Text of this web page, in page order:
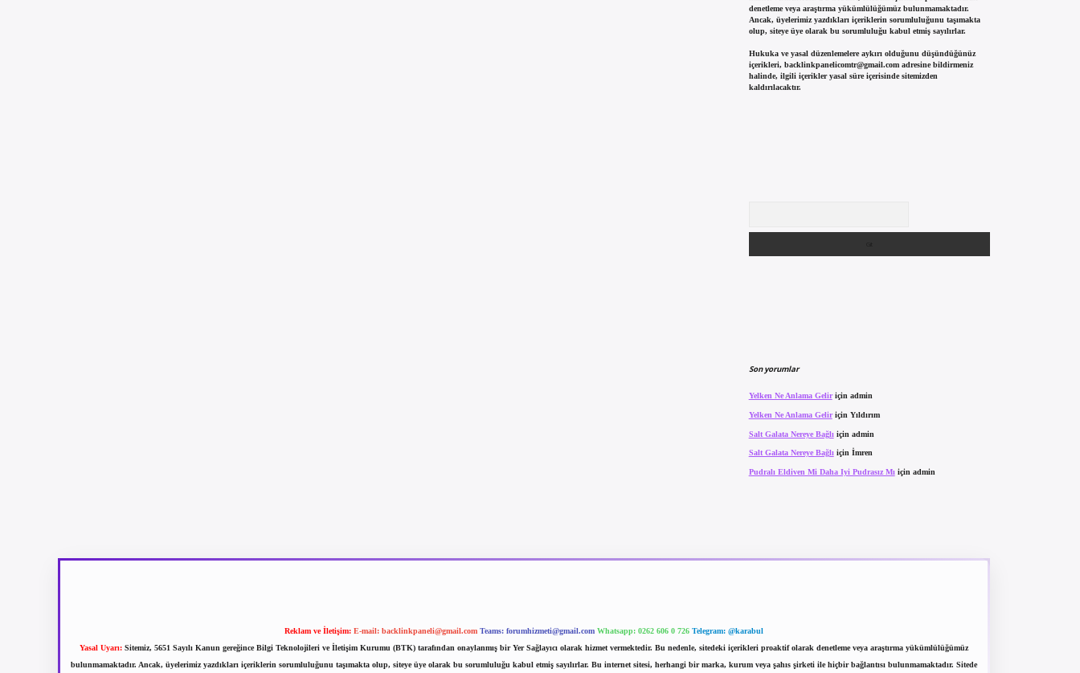
denetleme veya araştırma yükümlülüğümüz bulunmamaktadır.
Ancak, üyelerimiz yazdıkları içeriklerin sorumluluğunu taşımakta
olup, siteye üye olarak bu sorumluluğu kabul etmiş sayılırlar.
Hukuka ve yasal düzenlemelere aykırı olduğunu düşündüğünüz
içerikleri, backlinkpanelicomtr@gmail.comadresine bildirmeniz
halinde, ilgili içerikler yasal süre içerisinde sitemizden
kaldırılacaktır.
Son yorumlar
Yelken Ne Anlama Geliriçin admin
Yelken Ne Anlama Geliriçin Yıldırım
Salt Galata Nereye Bağlı için admin
Salt Galata Nereye Bağlı için İmren
Pudralı Eldiven Mi Daha Iyi Pudrasız Mı için admin
Reklam ve İletişim: E-mail: backlinkpaneli@gmail.com Teams: forumhizmeti@gmail.com Whatsapp: 0262 606 0 726 Telegram: @karabul
Yasal Uyarı: Sitemiz, 5651 Sayılı Kanun gereğince Bilgi Teknolojileri ve İletişim Kurumu (BTK) tarafından onaylanmış bir Yer Sağlayıcı olarak hizmet vermektedir. Bu nedenle, sitedeki içerikleri proaktif olarak denetleme veya araştırma yükümlülüğümüz
bulunmamaktadır. Ancak, üyelerimiz yazdıkları içeriklerin sorumluluğunu taşımakta olup, siteye üye olarak bu sorumluluğu kabul etmiş sayılırlar. Bu internet sitesi, herhangi bir marka, kurum veya şahıs şirketi ile hiçbir bağlantısı bulunmamaktadır. Sitede